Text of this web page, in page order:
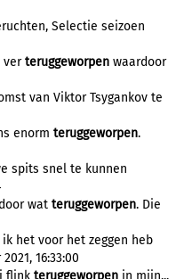
Selectie seizoen
verteruggeworpen waardoor
van Viktor Tsygankov te
enorm teruggeworpen.
spits snel te kunnen
wat teruggeworpen. Die
het voor het zeggen heb
16:33:00
flink teruggeworpen in mijn...